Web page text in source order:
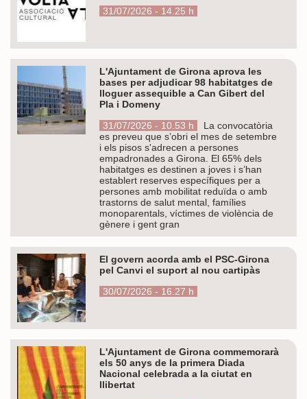
31/07/2026 - 14.25 h
L'Ajuntament de Girona aprova les
bases per adjudicar 98 habitatges de
lloguer assequible a Can Gibert del
Pla i Domeny
31/07/2026 - 10.53 h
La convocatòria
es preveu que s’obri el mes de setembre
i els pisos s'adrecen a persones
empadronades a Girona. El 65% dels
habitatges es destinen a joves i s’han
establert reserves específiques per a
persones amb mobilitat reduïda o amb
trastorns de salut mental, famílies
monoparentals, víctimes de violència de
gènere i gent gran
El govern acorda amb el PSC-Girona
pel Canvi el suport al nou cartipàs
30/07/2026 - 16.27 h
L'Ajuntament de Girona commemorarà
els 50 anys de la primera Diada
Nacional celebrada a la ciutat en
llibertat